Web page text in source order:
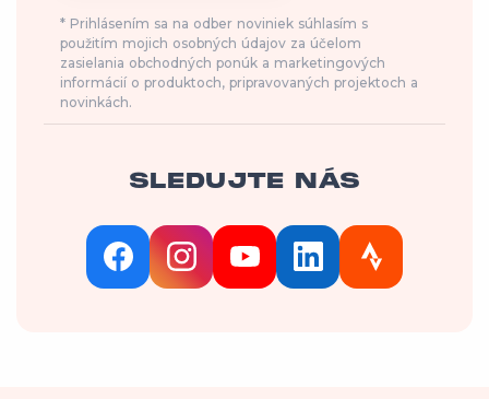
* Prihlásením sa na odber noviniek súhlasím s
použitím mojich osobných údajov za účelom
zasielania obchodných ponúk a marketingových
informácií o produktoch, pripravovaných projektoch a
novinkách.
SLEDUJTE NÁS